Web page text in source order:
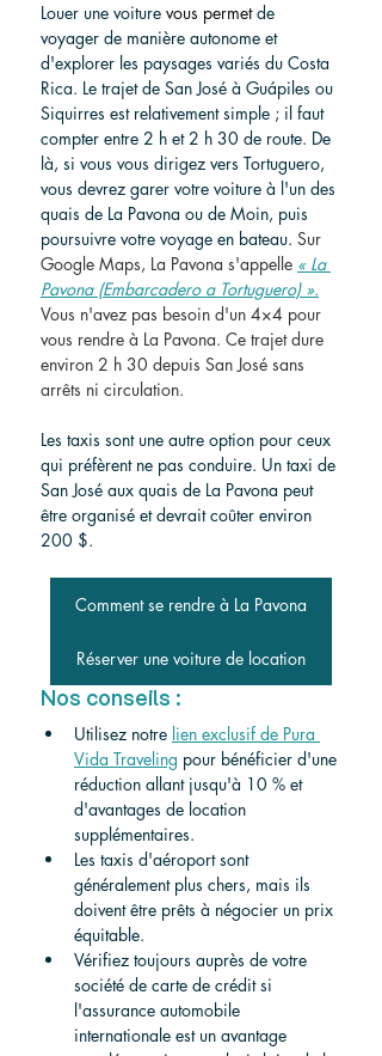
Louer une voiture vous permet de
voyager de manière autonome et
d'explorer les paysages variés du Costa
Rica. Le trajet de San José à Guápiles ou
Siquirres est relativement simple ; il faut
compter entre 2 h et 2 h 30 de route. De
là, si vous vous dirigez vers Tortuguero,
vous devrez garer votre voiture à l'un des
quais de La Pavona ou de Moin, puis
poursuivre votre voyage en bateau. Sur
Google Maps, La Pavona s'appelle « La
Pavona (Embarcadero a Tortuguero) ».
Vous n'avez pas besoin d'un 4×4 pour
vous rendre à La Pavona. Ce trajet dure
environ 2 h 30 depuis San José sans
arrêts ni circulation.
Les taxis sont une autre option pour ceux
qui préfèrent ne pas conduire. Un taxi de
San José aux quais de La Pavona peut
être organisé et devrait coûter environ
200 $.
Comment se rendre à La Pavona
Réserver une voiture de location
Nos conseils :
Utilisez notre lien exclusif de Pura
Vida Traveling pour bénéficier d'une
réduction allant jusqu'à 10 % et
d'avantages de location
supplémentaires.
Les taxis d'aéroport sont
généralement plus chers, mais ils
doivent être prêts à négocier un prix
équitable.
Vérifiez toujours auprès de votre
société de carte de crédit si
l'assurance automobile
internationale est un avantage